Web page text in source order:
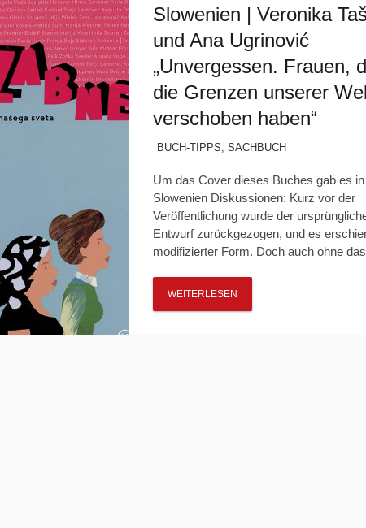
Slowenien | Veronika
und Ana Ugrinović
„Unvergessen. Frauen,
die Grenzen unserer
verschoben haben“
BUCH-TIPPS, SACHBUCH
Um das Cover dieses Buches gab es in
Slowenien Diskussionen: Kurz vor der
Veröffentlichung wurde der
Entwurf zurückgezogen, und es
modifizierter Form. Doch auch ohne
WEITERLESEN